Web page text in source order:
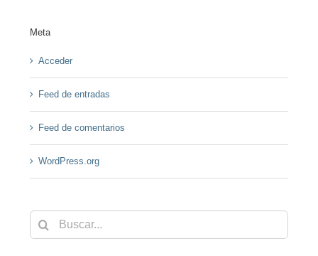
Meta
Acceder
Feed de entradas
Feed de comentarios
WordPress.org
Buscar: